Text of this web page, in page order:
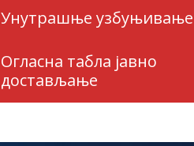
Унутрашње узбуњивање
Огласна табла јавно
достављање